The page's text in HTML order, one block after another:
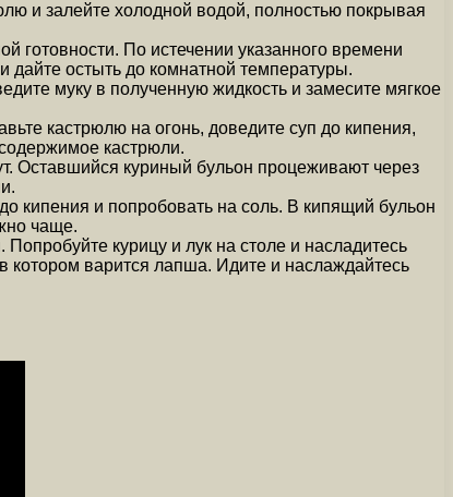
и залейте холодной водой, полностью покрывая
готовности. По истечении указанного времени
дайте остыть до комнатной температуры.
муку в полученную жидкость и замесите мягкое
кастрюлю на огонь, доведите суп до кипения,
кастрюли.
Оставшийся куриный бульон процеживают через
кипения и попробовать на соль. В кипящий бульон
чаще.
курицу и лук на столе и насладитесь
варится лапша. Идите и наслаждайтесь